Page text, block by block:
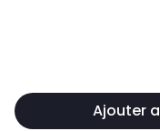
Ajouter